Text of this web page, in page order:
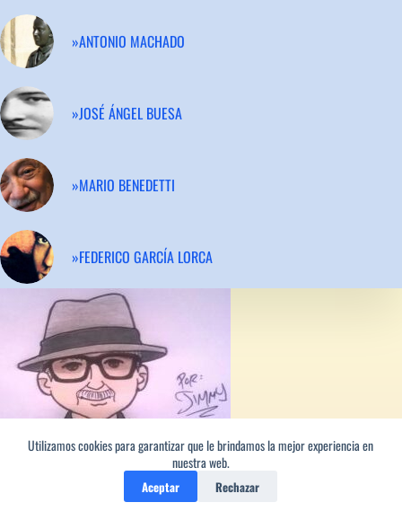
Utilizamos cookies para garantizar que le brindamos la mejor experiencia en
nuestra web.
Aceptar Rechazar
»ANTONIO MACHADO
»JOSÉ ÁNGEL BUESA
»MARIO BENEDETTI
»FEDERICO GARCÍA LORCA
Los versos de este poeta